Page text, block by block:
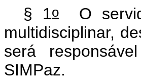
§ 1oO
multidisciplinar,
será
SIMPaz.